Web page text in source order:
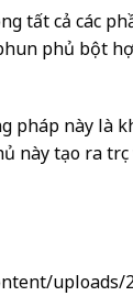
tất cả các
phủ bột
pháp này là
này tạo ra
uploads/